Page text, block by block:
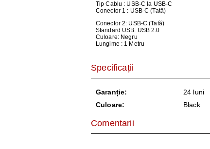
Tip Cablu : USB-C la USB-C
Conector 1 : USB-C (Tată)
Conector 2: USB-C (Tată)
Standard USB: USB 2.0
Culoare: Negru
Lungime : 1 Metru
Specificații
Garanție:
24 luni
Culoare:
Black
Comentarii